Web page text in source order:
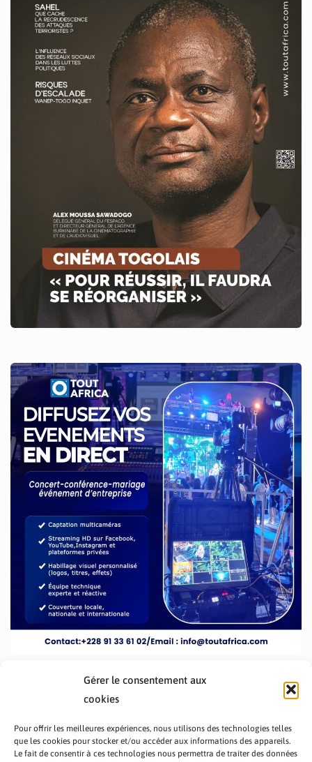
Gérer le consentement aux
cookies
Pour offrir les meilleures expériences, nous utilisons des technologies telles
que les cookies pour stocker et/ou accéder aux informations des appareils.
Le fait de consentir à ces technologies nous permettra de traiter des données